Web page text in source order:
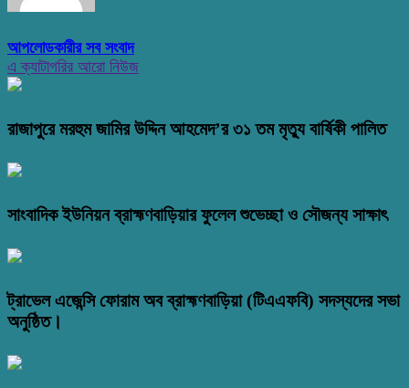
আপলোডকারীর সব সংবাদ
এ ক্যাটাগরির আরো নিউজ
রাজাপুরে মরহুম জামির উদ্দিন আহমেদ’র ৩১ তম মৃত্যু বার্ষিকী পালিত
সাংবাদিক ইউনিয়ন ব্রাহ্মণবাড়িয়ার ফুলেল শুভেচ্ছা ও সৌজন্য সাক্ষাৎ
ট্রাভেল এজেন্সি ফোরাম অব ব্রাহ্মণবাড়িয়া (টিএএফবি) সদস্যদের সভা
অনুষ্ঠিত।